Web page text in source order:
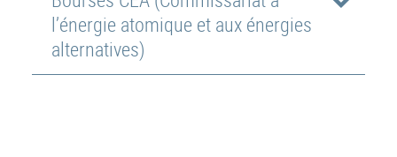
l’énergie atomique et aux énergies
alternatives)